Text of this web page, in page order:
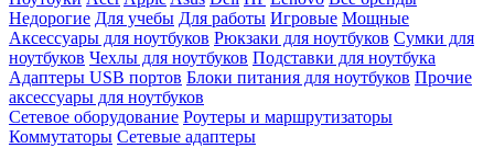
Недорогие Для учебы Для работы Игровые Мощные
Аксессуары для ноутбуков Рюкзаки для ноутбуков Сумки для
ноутбуков Чехлы для ноутбуков Подставки для ноутбука
Адаптеры USB портов Блоки питания для ноутбуков Прочие
аксессуары для ноутбуков
Сетевое оборудование Роутеры и маршрутизаторы
Коммутаторы Сетевые адаптеры